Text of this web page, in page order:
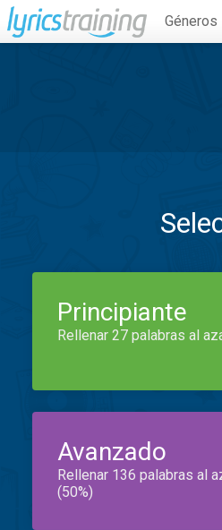
Géneros
Principiante
Rellenar 27 palabras al
Avanzado
Rellenar 136 palabras al
(50%)